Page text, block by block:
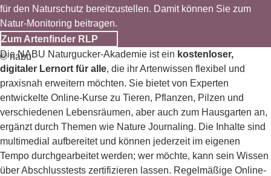
für den Naturschutz bereitzustellen. Damit können Sie zum
Natur-Monitoring beitragen.
Zum Artenfinder RLP
© nabu
Die NABU Naturgucker-Akademie ist ein kostenloser,
digitaler Lernort für alle, die ihr Artenwissen flexibel und
praxisnah erweitern möchten. Sie bietet von Experten
entwickelte Online-Kurse zu Tieren, Pflanzen, Pilzen und
verschiedenen Lebensräumen, aber auch zum Hausgarten an,
ergänzt durch Themen wie Nature Journaling. Die Inhalte sind
multimedial aufbereitet und können jederzeit im eigenen
Tempo durchgearbeitet werden; wer möchte, kann sein Wissen
über Abschlusstests zertifizieren lassen. Regelmäßige Online-